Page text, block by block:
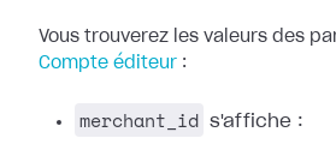
Vous trouverez les valeurs des
Compte éditeur :
merchant_id s'affiche :